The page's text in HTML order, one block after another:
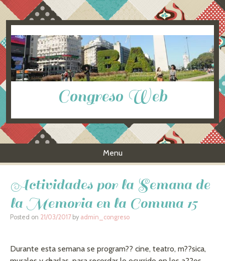
Congreso Web
Menu
Actividades por la Semana de
la Memoria en la Comuna 15
Posted on 21/03/2017by admin_congreso
Durante esta semana se program?? cine, teatro, m??sica,